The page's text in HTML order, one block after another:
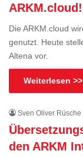
ARKM.cloud!
Die ARKM.cloud
genutzt. Heute
Altena vor.
Weiterlesen >>
Sven Oliver Rüsche
den ARKM